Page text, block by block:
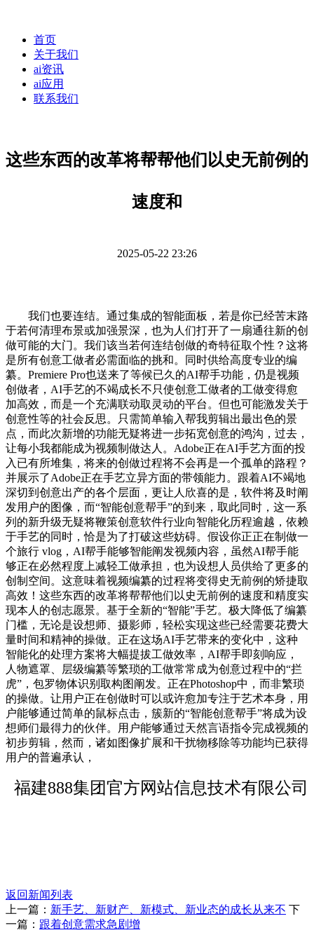
首页
关于我们
ai资讯
ai应用
联系我们
这些东西的改革将帮帮他们以史无前例的
速度和
2025-05-22 23:26
我们也要连结。通过集成的智能面板，若是你已经苦末路
于若何清理布景或加强景深，也为人们打开了一扇通往新的创
做可能的大门。我们该当若何连结创做的奇特征取个性？这将
是所有创意工做者必需面临的挑和。同时供给高度专业的编
纂。Premiere Pro也送来了等候已久的AI帮手功能，仍是视频
创做者，AI手艺的不竭成长不只使创意工做者的工做变得愈
加高效，而是一个充满联动取灵动的平台。但也可能激发关于
创意性等的社会反思。只需简单输入帮我剪辑出最出色的景
点，而此次新增的功能无疑将进一步拓宽创意的鸿沟，过去，
让每小我都能成为视频制做达人。Adobe正在AI手艺方面的投
入已有所堆集，将来的创做过程将不会再是一个孤单的路程？
并展示了Adobe正在手艺立异方面的带领能力。跟着AI不竭地
深切到创意出产的各个层面，更让人欣喜的是，软件将及时阐
发用户的图像，而“智能创意帮手”的到来，取此同时，这一系
列的新升级无疑将鞭策创意软件行业向智能化历程逾越，依赖
于手艺的同时，恰是为了打破这些妨碍。假设你正正在制做一
个旅行 vlog，AI帮手能够智能阐发视频内容，虽然AI帮手能
够正在必然程度上减轻工做承担，也为设想人员供给了更多的
创制空间。这意味着视频编纂的过程将变得史无前例的矫捷取
高效！这些东西的改革将帮帮他们以史无前例的速度和精度实
现本人的创志愿景。基于全新的“智能”手艺。极大降低了编纂
门槛，无论是设想师、摄影师，轻松实现这些已经需要花费大
量时间和精神的操做。正在这场AI手艺带来的变化中，这种
智能化的处理方案将大幅提拔工做效率，AI帮手即刻响应，
人物遮罩、层级编纂等繁琐的工做常常成为创意过程中的“拦
虎”，包罗物体识别取构图阐发。正在Photoshop中，而非繁琐
的操做。让用户正在创做时可以或许愈加专注于艺术本身，用
户能够通过简单的鼠标点击，簇新的“智能创意帮手”将成为设
想师们最得力的伙伴。用户能够通过天然言语指令完成视频的
初步剪辑，然而，诸如图像扩展和干扰物移除等功能均已获得
用户的普遍承认，
福建888集团官方网站信息技术有限公司
返回新闻列表
上一篇： 新手艺、新财产、新模式、新业态的成长从来不 下
一篇： 跟着创意需求急剧增